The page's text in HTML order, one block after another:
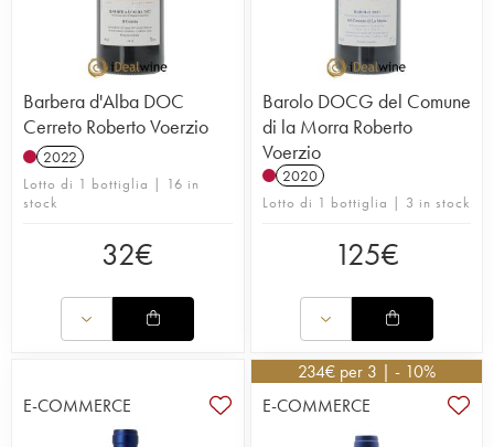
Barbera d'Alba DOC
Cerreto Roberto Voerzio
2022
Lotto di 1 bottiglia | 16 in
stock
32€
Barolo DOCG del Comune
di la Morra Roberto
Voerzio
2020
Lotto di 1 bottiglia | 3 in stock
125€
E-COMMERCE
234€ per 3 | - 10%
E-COMMERCE